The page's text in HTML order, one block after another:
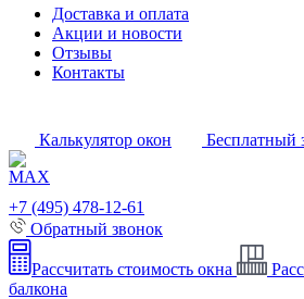
Доставка и оплата
Акции и новости
Отзывы
Контакты
Калькулятор окон Бесплатный
+7 (495) 478-12-61
Обратный звонок
Рассчитать стоимость окна
балкона